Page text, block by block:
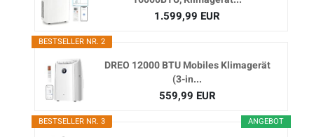
1.599,99 EUR
BESTSELLER NR. 2
DREO 12000 BTU Mobiles Klimagerät
(3-in...
559,99 EUR
ANGEBOT
BESTSELLER NR. 3